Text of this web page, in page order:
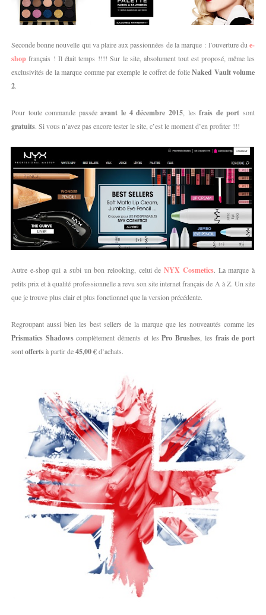
Seconde bonne nouvelle qui va plaire aux passionnées de la marque : l’ouverture du e-
shopfrançais ! Il était temps !!!! Sur le site, absolument tout est proposé, même les
exclusivités de la marque comme par exemple le coffret de folieNaked Vault volume
2.
Pour toute commande passéeavant le 4 décembre 2015, lesfrais de port sont
gratuits. Si vous n’avez pas encore tester le site, c’est le moment d’en profiter !!!
Autre e-shop qui a subi un bon relooking, celui deNYX Cosmetics. La marque à
petits prix et à qualité professionnelle a revu son site internet français de A à Z. Un site
que je trouve plus clair et plus fonctionnel que la version précédente.
Regroupant aussi bien les best sellers de la marque que les nouveautés comme les
Prismatics Shadowscomplètement déments et lesPro Brushes , les frais de port
sontoffertsà partir de45,00 €d’achats.